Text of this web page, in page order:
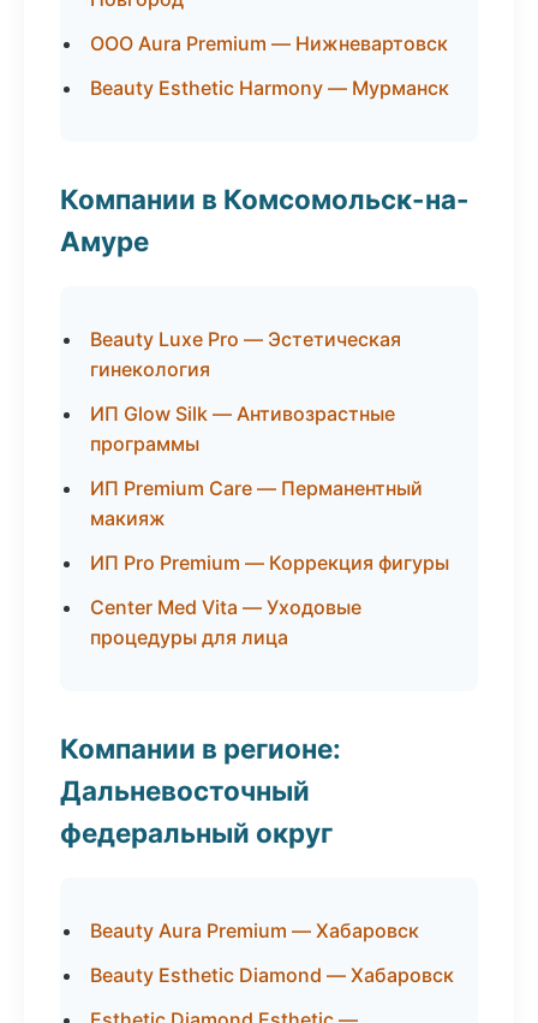
ООО Aura Premium — Нижневартовск
Beauty Esthetic Harmony — Мурманск
Компании в Комсомольск-на-
Амуре
Beauty Luxe Pro — Эстетическая
гинекология
ИП Glow Silk — Антивозрастные
программы
ИП Premium Care — Перманентный
макияж
ИП Pro Premium — Коррекция фигуры
Center Med Vita — Уходовые
процедуры для лица
Компании в регионе:
Дальневосточный
федеральный округ
Beauty Aura Premium — Хабаровск
Beauty Esthetic Diamond — Хабаровск